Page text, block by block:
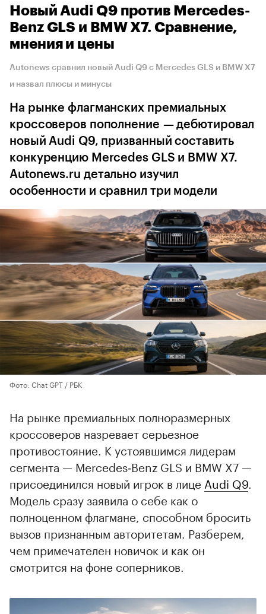
Новый Audi Q9 против Mercedes-
Benz GLS и BMW X7. Сравнение,
мнения и цены
Autonews сравнил новый Audi Q9 с Mercedes GLS и BMW X7
и назвал плюсы и минусы
На рынке флагманских премиальных
кроссоверов пополнение — дебютировал
новый Audi Q9, призванный составить
конкуренцию Mercedes GLS и BMW X7.
Autonews.ru детально изучил
особенности и сравнил три модели
Фото: Chat GPT / РБК
На рынке премиальных полноразмерных
кроссоверов назревает серьезное
противостояние. К устоявшимся лидерам
сегмента — Mercedes‑Benz GLS и BMW X7 —
присоединился новый игрок в лице Audi Q9.
Модель сразу заявила о себе как о
полноценном флагмане, способном бросить
вызов признанным авторитетам. Разберем,
чем примечателен новичок и как он
смотрится на фоне соперников.